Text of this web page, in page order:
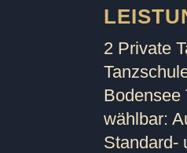
2 Private
Bodensee
wählbar:
Standard-